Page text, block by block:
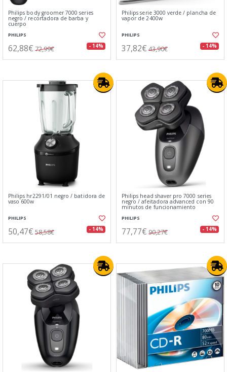
Philips body groomer 7000 series
negro / recortadora de barba y
cuerpo
PHILIPS
62,88€ 72,99€ - 14%
Philips serie 3000 verde / plancha de
vapor de 2400w
PHILIPS
37,82€ 43,90€ - 14%
Philips hr2291/01 negro / batidora de
vaso 600w
PHILIPS
50,47€ 58,58€ - 14%
Philips head shaver pro 7000 series
negro / afeitadora advanced con 90
minutos de funcionamiento
PHILIPS
77,77€ 90,27€ - 14%